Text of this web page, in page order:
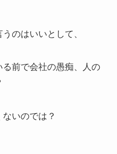
のはいいとして、
前で会社の愚痴、人の
いのでは？